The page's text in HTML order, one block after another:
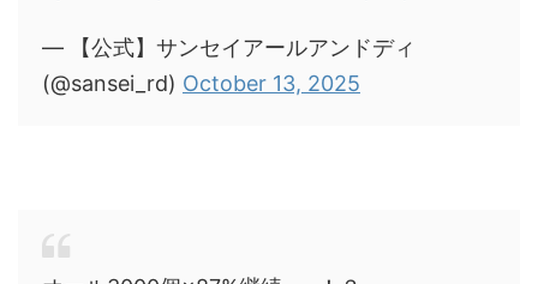
— 【公式】サンセイアールアンドディ
(@sansei_rd) October 13, 2025